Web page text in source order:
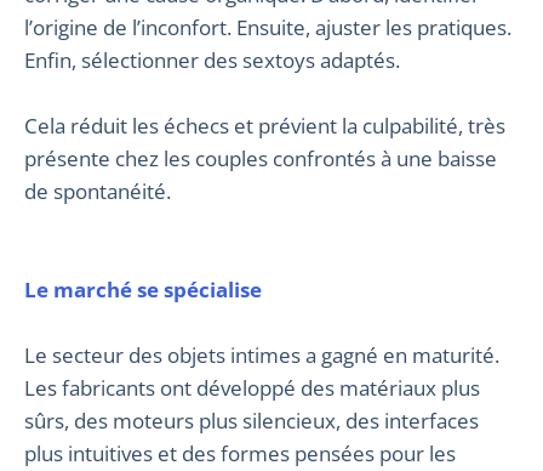
l’origine de l’inconfort. Ensuite, ajuster les pratiques.
Enfin, sélectionner des sextoys adaptés.
Cela réduit les échecs et prévient la culpabilité, très
présente chez les couples confrontés à une baisse
de spontanéité.
Le marché se spécialise
Le secteur des objets intimes a gagné en maturité.
Les fabricants ont développé des matériaux plus
sûrs, des moteurs plus silencieux, des interfaces
plus intuitives et des formes pensées pour les